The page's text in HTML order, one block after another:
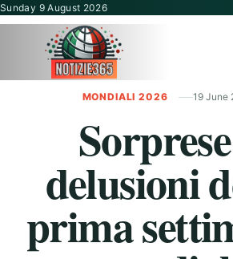
Vai al contenuto
Sunday 9 August 2026
MONDIALI 2026 19 June
delusioni
prima